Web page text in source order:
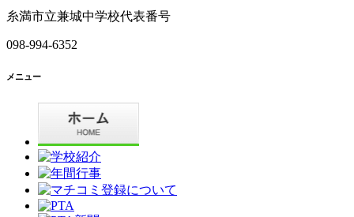
糸満市立兼城中学校代表番号
098-994-6352
メニュー